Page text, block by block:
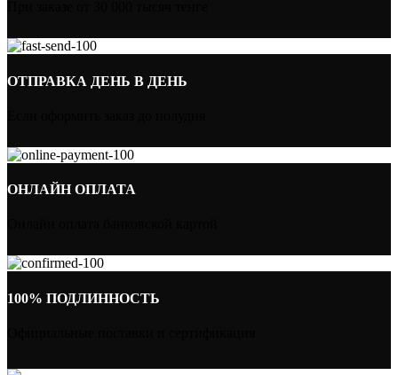
ОТПРАВКА ДЕНЬ В ДЕНЬ
ОНЛАЙН ОПЛАТА
100% ПОДЛИННОСТЬ